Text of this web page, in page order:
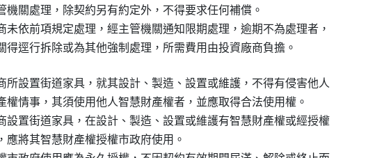
機關處理，除契約另有約定外，不得要求任何補償。
未依前項規定處理，經主管機關通知限期處理，逾期不為處理者，
得逕行拆除或為其他強制處理，所需費用由投資廠商負擔。
所設置街道家具，就其設計、製造、設置或維護，不得有侵害他人
權情事，其須使用他人智慧財產權者，並應取得合法使用權。
設置街道家具，在設計、製造、設置或維護有智慧財產權或經授權
應將其智慧財產權授權市政府使用。